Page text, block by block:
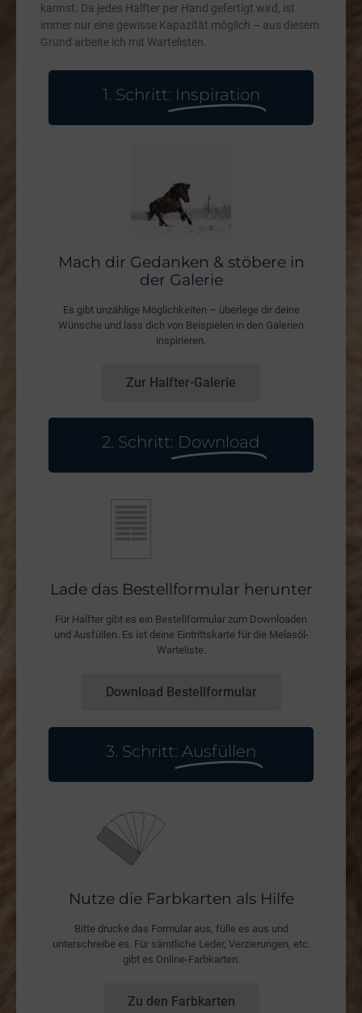
kannst. Da jedes Halfter per Hand gefertigt wird, ist
immer nur eine gewisse Kapazität möglich – aus diesem
Grund arbeite ich mit Wartelisten.
1. Schritt: Inspiration
Mach dir Gedanken & stöbere in
der Galerie
Es gibt unzählige Möglichkeiten – überlege dir deine
Wünsche und lass dich von Beispielen in den Galerien
inspirieren.
Zur Halfter-Galerie
2. Schritt: Download
Lade das Bestellformular herunter
Für Halfter gibt es ein Bestellformular zum Downloaden
und Ausfüllen. Es ist deine Eintrittskarte für die Melasól-
Warteliste.
Download Bestellformular
3. Schritt: Ausfüllen
Nutze die Farbkarten als Hilfe
Bitte drucke das Formular aus, fülle es aus und
unterschreibe es. Für sämtliche Leder, Verzierungen, etc.
gibt es Online-Farbkarten.
Zu den Farbkarten